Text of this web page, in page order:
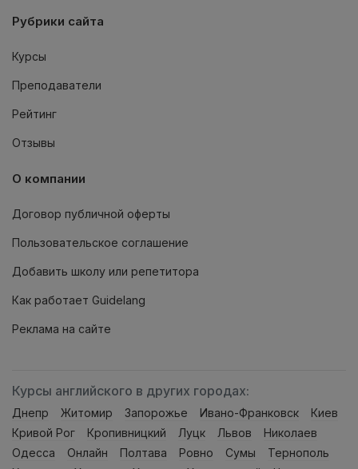
Рубрики сайта
Курсы
Преподаватели
Рейтинг
Отзывы
О компании
Договор публичной оферты
Пользовательское соглашение
Добавить школу или репетитора
Как работает Guidelang
Реклама на сайте
Курсы английского в других городах:
Днепр Житомир Запорожье Ивано-Франковск
Киев
Кривой Рог
Кропивницкий Луцк Львов
Николаев
Одесса
Онлайн Полтава Ровно Сумы
Тернополь